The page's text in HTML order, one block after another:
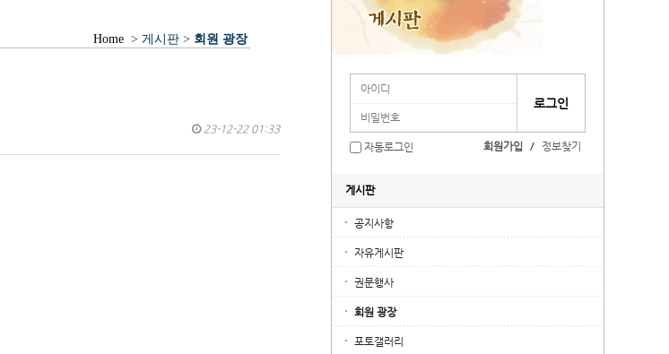
Home > 게시판 > 회원 광장
23-12-22 01:33
자동로그인 회원가입 / 정보찾기
게시판
공지사항
자유게시판
권문행사
회원 광장
포토갤러리